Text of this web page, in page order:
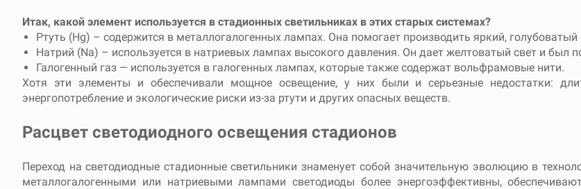
Итак, какой элемент используется в стадионных светильниках в этих старых системах?
Ртуть (Hg) – содержится в металлогалогенных лампах. Она помогает производить яркий,
Натрий (Na) – используется в натриевых лампах высокого давления. Он дает желтоватый свет и был
Галогенный газ — используется в галогенных лампах, которые также содержат вольфрамовые нити.
Хотя эти элементы и обеспечивали мощное освещение, у них были и серьезные недостатки:
энергопотребление и экологические риски из-за ртути и других опасных веществ.
Расцвет светодиодного освещения стадионов
Переход на светодиодные стадионные светильники знаменует собой значительную эволюцию в
металлогалогенными или натриевыми лампами светодиоды более энергоэффективны,